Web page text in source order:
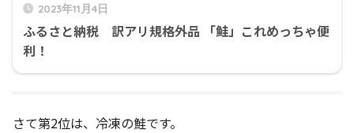
2023年11月4日
ふるさと納税 訳アリ規格外品 「鮭」これめっちゃ便
利！
さて第2位は、冷凍の鮭です。